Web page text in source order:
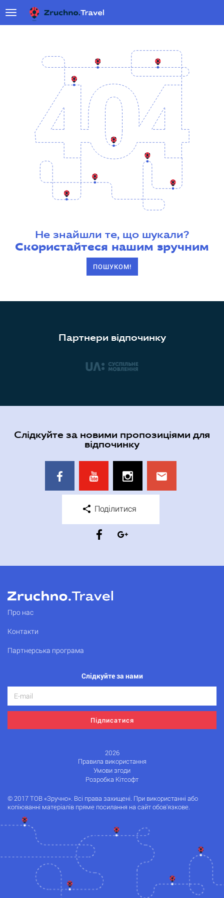
Не знайшли те, що шукали?
Скористайтеся нашим зручним
ПОШУКОМ!
Партнери відпочинку
Слідкуйте за новими пропозиціями для
відпочинку
Поділитися
Про нас
Контакти
Партнерська програма
Слідкуйте за нами
Підписатися
2026
Правила використання
Умови згоди
Розробка Кітсофт
© 2017 ТОВ «Зручно». Всі права захищені. При використанні або
копіюванні матеріалів пряме посилання на сайт обов'язкове.